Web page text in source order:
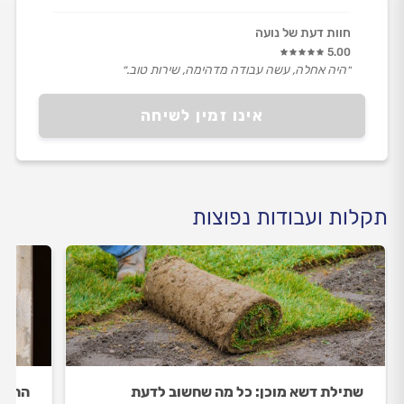
אינו זמין לשיחה
חוות דעת של נועה
5.00
״היה אחלה, עשה עבודה מדהימה, שירות טוב.״
תקלות ועבודות נפוצות
שתילת דשא מוכן: כל מה שחשוב לדעת